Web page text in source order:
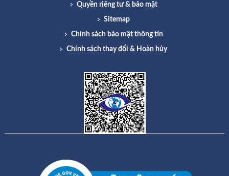
Quyền riêng tư & bảo mật
Sitemap
Chính sách bảo mật thông tin
Chính sách thay đổi & Hoàn hủy